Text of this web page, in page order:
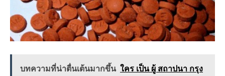
บทความที่น่าตื่นเต้นมากขึ้น ใคร เป็น ผู้ สถาปนา กรุง